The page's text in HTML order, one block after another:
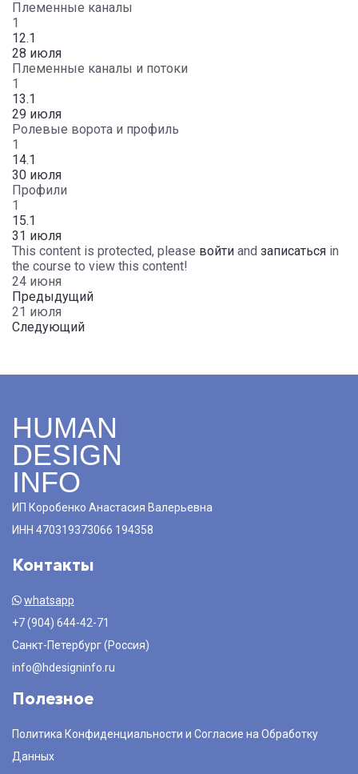
Племенные каналы
1
12.1
28 июля
Племенные каналы и потоки
1
13.1
29 июля
Ролевые ворота и профиль
1
14.1
30 июля
Профили
1
15.1
31 июля
This content is protected, please войти and записаться in
the course to view this content!
24 июня
Предыдущий
21 июля
Следующий
HUMAN
DESIGN
INFO
ИП Коробенко Анастасия Валерьевна
ИНН 470319373066 194358
Контакты
whatsapp
+7 (904) 644-42-71
Санкт-Петербург (Россия)
info@hdesigninfo.ru
Полезное
Политика Конфиденциальности и Согласие на Обработку
Данных